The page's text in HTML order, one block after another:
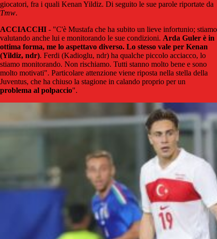
giocatori, fra i quali Kenan Yildiz. Di seguito le sue parole riportate da
Tmw.
ACCIACCHI - "C'è Mustafa che ha subito un lieve infortunio; stiamo
valutando anche lui e monitorando le sue condizioni. Arda Guler è in
ottima forma, me lo aspettavo diverso. Lo stesso vale per Kenan
(Yildiz, ndr). Ferdi (Kadioglu, ndr) ha qualche piccolo acciacco, lo
stiamo monitorando. Non rischiamo. Tutti stanno molto bene e sono
molto motivati". Particolare attenzione viene riposta nella stella della
Juventus, che ha chiuso la stagione in calando proprio per un
problema al polpaccio".